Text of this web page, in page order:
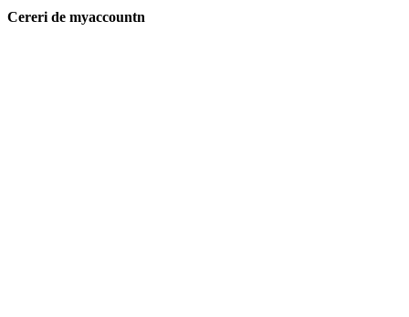
Cereri de myaccountn